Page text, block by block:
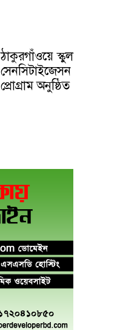
ঠাকুরগাঁওয়ে স্কুল
সেনসিটাইজেসন
প্রোগ্রাম অনুষ্ঠিত